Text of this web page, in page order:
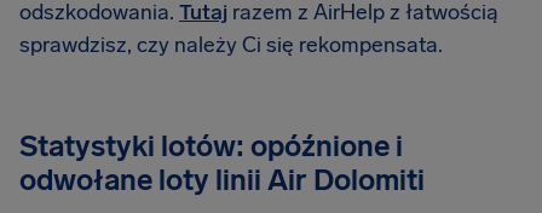
odszkodowania. Tutaj razem z AirHelp z łatwością
sprawdzisz, czy należy Ci się rekompensata.
Statystyki lotów: opóźnione i
odwołane loty linii Air Dolomiti